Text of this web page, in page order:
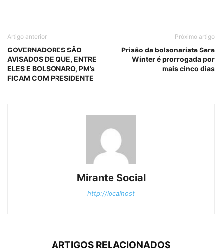
Artigo anterior
GOVERNADORES SÃO
AVISADOS DE QUE, ENTRE
ELES E BOLSONARO, PM’s
FICAM COM PRESIDENTE
Próximo artigo
Prisão da bolsonarista Sara
Winter é prorrogada por
mais cinco dias
Mirante Social
http://localhost
ARTIGOS RELACIONADOS